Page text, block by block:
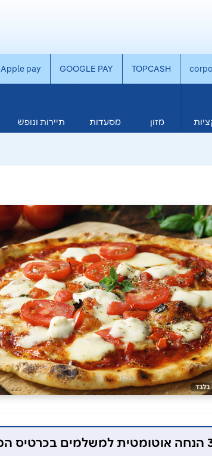
TOPCASH
GOOGLE PAY
Apple pay
מזון מסעדות תיירות ונופש